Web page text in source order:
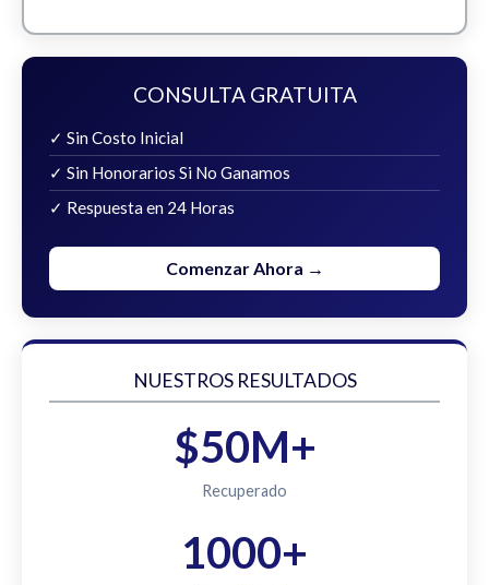
CONSULTA GRATUITA
✓ Sin Costo Inicial
✓ Sin Honorarios Si No Ganamos
✓ Respuesta en 24 Horas
Comenzar Ahora →
NUESTROS RESULTADOS
$50M+
Recuperado
1000+